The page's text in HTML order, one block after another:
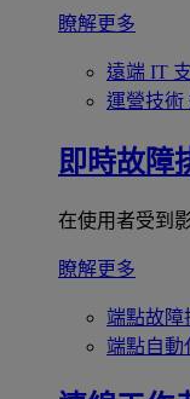
瞭解更多
遠端 IT
運營技術
即時故障
在使用者受到
瞭解更多
端點故障
端點自動